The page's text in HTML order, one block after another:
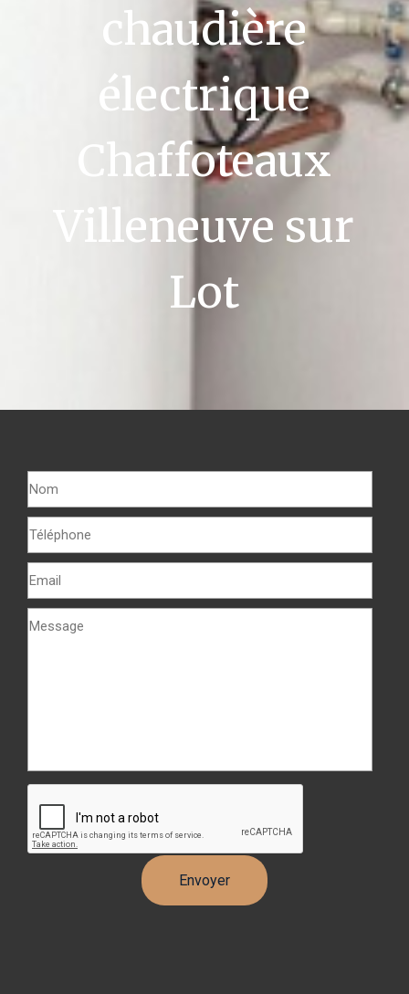
chaudière
électrique
Chaffoteaux
Villeneuve sur
Lot